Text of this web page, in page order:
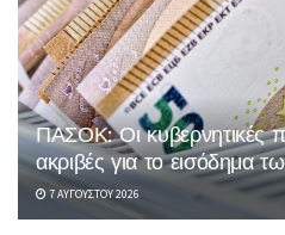
ΠΑΣΟΚ: Οι κυβερνητικές
ακριβές για το εισόδημα
7 ΑΥΓΟΎΣΤΟΥ 2026